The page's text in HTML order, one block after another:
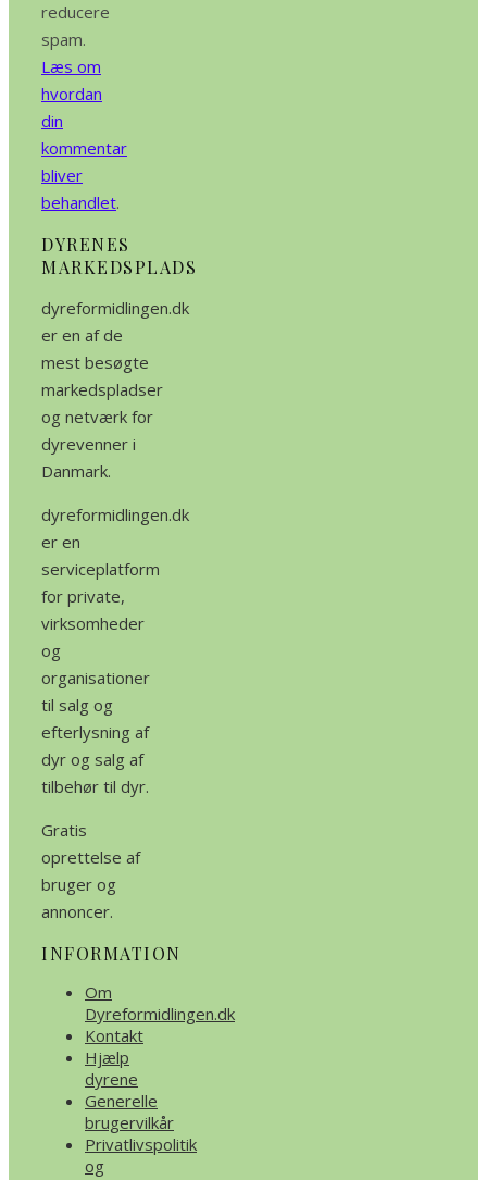
reducere
spam.
Læs om
hvordan
din
kommentar
bliver
behandlet.
DYRENES
MARKEDSPLADS
dyreformidlingen.dk
er en af de
mest besøgte
markedspladser
og netværk for
dyrevenner i
Danmark.
dyreformidlingen.dk
er en
serviceplatform
for private,
virksomheder
og
organisationer
til salg og
efterlysning af
dyr og salg af
tilbehør til dyr.
Gratis
oprettelse af
bruger og
annoncer.
INFORMATION
Om
Dyreformidlingen.dk
Kontakt
Hjælp
dyrene
Generelle
brugervilkår
Privatlivspolitik
og